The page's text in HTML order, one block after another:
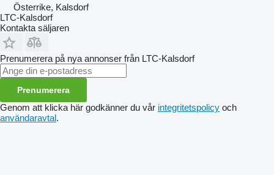
Österrike, Kalsdorf
LTC-Kalsdorf
Kontakta säljaren
Prenumerera på nya annonser från LTC-Kalsdorf
Prenumerera
Genom att klicka här godkänner du vår integritetspolicy och
användaravtal.